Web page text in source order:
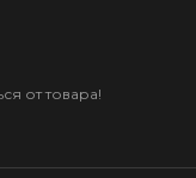
от товара!